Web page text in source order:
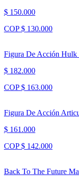
$ 150.000
COP $ 130.000
Figura De Acción Hulk
$ 182.000
COP $ 163.000
Figura De Acción
$ 161.000
COP $ 142.000
Back To The Future